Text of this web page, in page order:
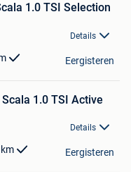
1.0 TSI Selection
Details
Eergisteren
1.0 TSI Active
Details
km Eergisteren